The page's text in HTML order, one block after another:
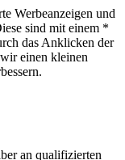
Werbeanzeigen und
sind mit einem *
das Anklicken der
einen kleinen
an qualifizierten